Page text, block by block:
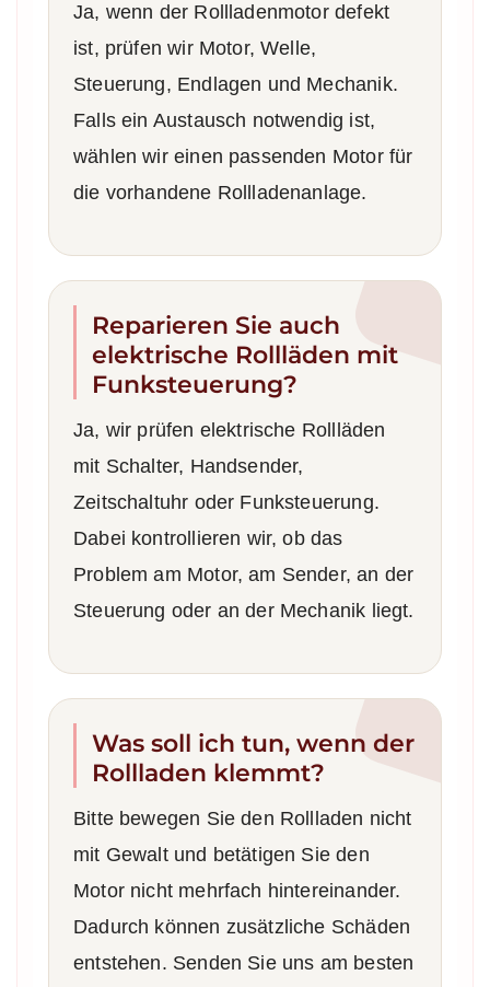
Ja, wenn der Rollladenmotor defekt
ist, prüfen wir Motor, Welle,
Steuerung, Endlagen und Mechanik.
Falls ein Austausch notwendig ist,
wählen wir einen passenden Motor für
die vorhandene Rollladenanlage.
Reparieren Sie auch
elektrische Rollläden mit
Funksteuerung?
Ja, wir prüfen elektrische Rollläden
mit Schalter, Handsender,
Zeitschaltuhr oder Funksteuerung.
Dabei kontrollieren wir, ob das
Problem am Motor, am Sender, an der
Steuerung oder an der Mechanik liegt.
Was soll ich tun, wenn der
Rollladen klemmt?
Bitte bewegen Sie den Rollladen nicht
mit Gewalt und betätigen Sie den
Motor nicht mehrfach hintereinander.
Dadurch können zusätzliche Schäden
entstehen. Senden Sie uns am besten